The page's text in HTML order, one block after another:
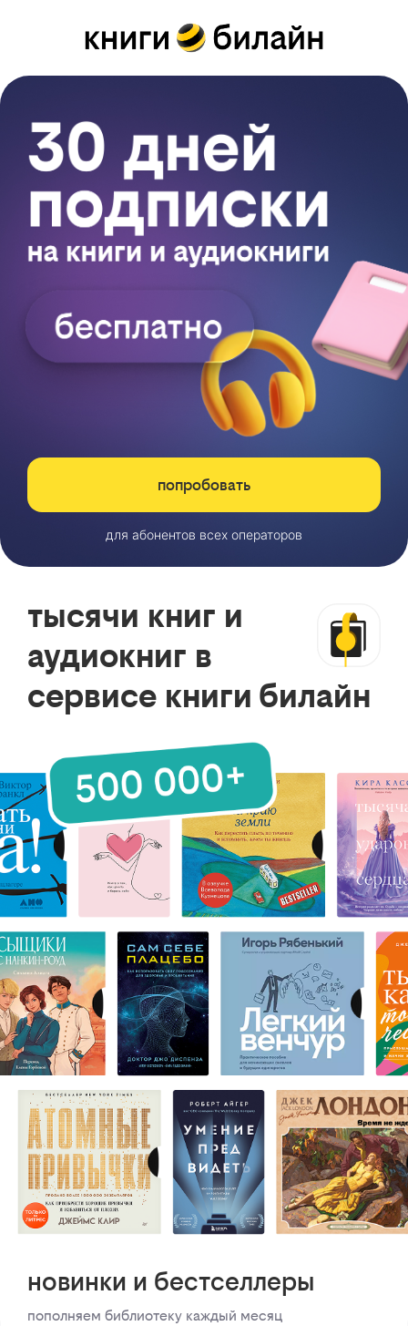
попробовать
для абонентов всех операторов
тысячи книг и
аудиокниг в
сервисе книги билайн
новинки и бестселлеры
пополняем библиотеку каждый месяц